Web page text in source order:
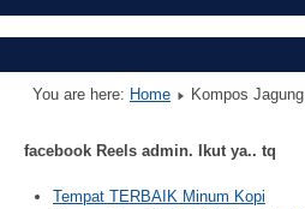
You are here: Home Kompos Jagung
facebook Reels admin. Ikut ya.. tq
Tempat TERBAIK Minum Kopi